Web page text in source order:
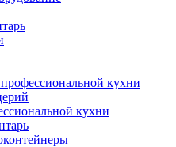
кухни
кухни